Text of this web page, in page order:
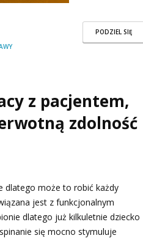
PODZIEL SIĘ
z pacjentem,
zdolność
dlatego może to robić każdy
jest z funkcjonalnym
dlatego już kilkuletnie dziecko
się mocno stymuluje